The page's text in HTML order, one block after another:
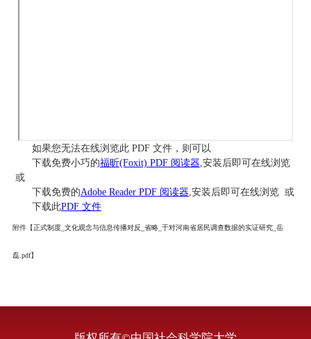
如果您无法在线浏览此 PDF 文件，则可以
下载免费小巧的福昕(Foxit) PDF 阅读器 ,安装后即可在线浏览
或
下载免费的Adobe Reader PDF 阅读器 ,安装后即可在线浏览 或
下载此PDF 文件
附件【正式制度_文化观念与信息传播对反_省略_于对河南省居民调查数据的实证研究_岳
磊.pdf】